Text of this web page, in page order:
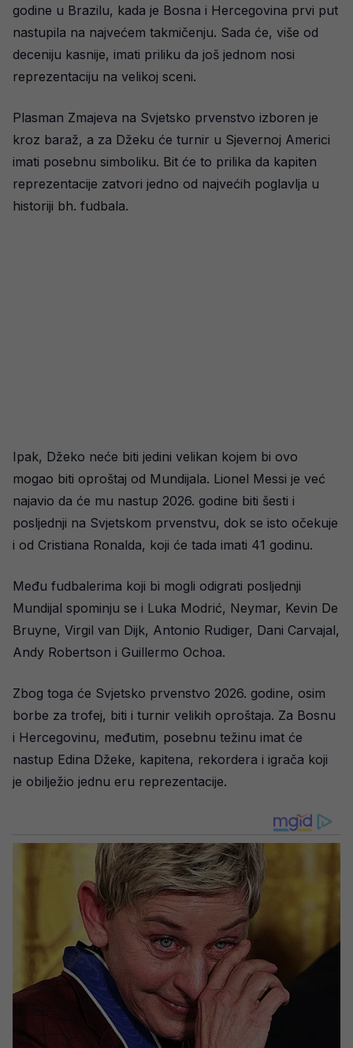
godine u Brazilu, kada je Bosna i Hercegovina prvi put
nastupila na najvećem takmičenju. Sada će, više od
deceniju kasnije, imati priliku da još jednom nosi
reprezentaciju na velikoj sceni.
Plasman Zmajeva na Svjetsko prvenstvo izboren je
kroz baraž, a za Džeku će turnir u Sjevernoj Americi
imati posebnu simboliku. Bit će to prilika da kapiten
reprezentacije zatvori jedno od najvećih poglavlja u
historiji bh. fudbala.
Ipak, Džeko neće biti jedini velikan kojem bi ovo
mogao biti oproštaj od Mundijala. Lionel Messi je već
najavio da će mu nastup 2026. godine biti šesti i
posljednji na Svjetskom prvenstvu, dok se isto očekuje
i od Cristiana Ronalda, koji će tada imati 41 godinu.
Među fudbalerima koji bi mogli odigrati posljednji
Mundijal spominju se i Luka Modrić, Neymar, Kevin De
Bruyne, Virgil van Dijk, Antonio Rudiger, Dani Carvajal,
Andy Robertson i Guillermo Ochoa.
Zbog toga će Svjetsko prvenstvo 2026. godine, osim
borbe za trofej, biti i turnir velikih oproštaja. Za Bosnu
i Hercegovinu, međutim, posebnu težinu imat će
nastup Edina Džeke, kapitena, rekordera i igrača koji
je obilježio jednu eru reprezentacije.